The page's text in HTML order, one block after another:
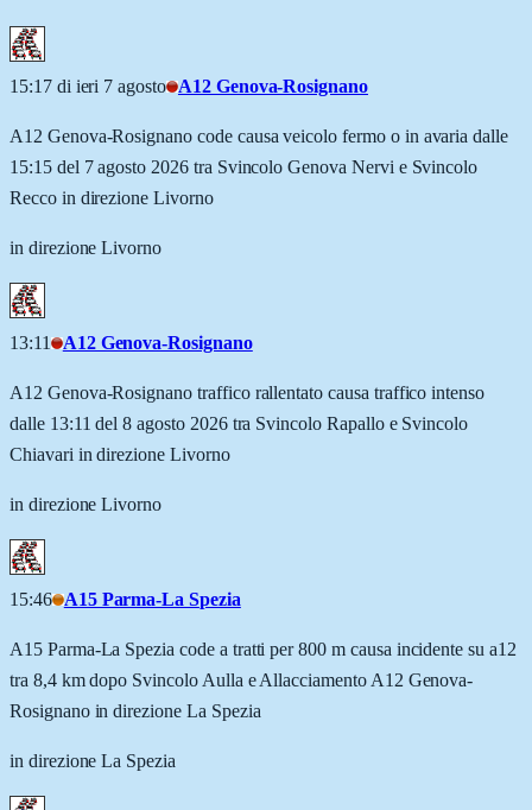
15:17 di ieri 7 agosto A12 Genova-Rosignano
A12 Genova-Rosignano code causa veicolo fermo o in avaria dalle
15:15 del 7 agosto 2026 tra Svincolo Genova Nervi e Svincolo
Recco in direzione Livorno
in direzione Livorno
13:11 A12 Genova-Rosignano
A12 Genova-Rosignano traffico rallentato causa traffico intenso
dalle 13:11 del 8 agosto 2026 tra Svincolo Rapallo e Svincolo
Chiavari in direzione Livorno
in direzione Livorno
15:46 A15 Parma-La Spezia
A15 Parma-La Spezia code a tratti per 800 m causa incidente su a12
tra 8,4 km dopo Svincolo Aulla e Allacciamento A12 Genova-
Rosignano in direzione La Spezia
in direzione La Spezia